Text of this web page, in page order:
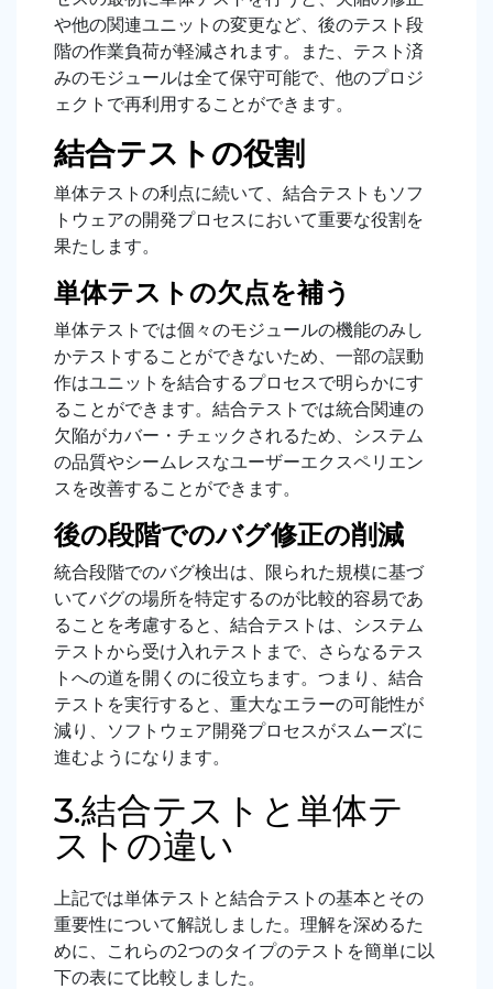
や他の関連ユニットの変更など、後のテスト段
階の作業負荷が軽減されます。また、テスト済
みのモジュールは全て保守可能で、他のプロジ
ェクトで再利用することができます。
結合テストの役割
単体テストの利点に続いて、結合テストもソフ
トウェアの開発プロセスにおいて重要な役割を
果たします。
単体テストの欠点を補う
単体テストでは個々のモジュールの機能のみし
かテストすることができないため、一部の誤動
作はユニットを結合するプロセスで明らかにす
ることができます。結合テストでは統合関連の
欠陥がカバー・チェックされるため、システム
の品質やシームレスなユーザーエクスペリエン
スを改善することができます。
後の段階でのバグ修正の削減
統合段階でのバグ検出は、限られた規模に基づ
いてバグの場所を特定するのが比較的容易であ
ることを考慮すると、結合テストは、システム
テストから受け入れテストまで、さらなるテス
トへの道を開くのに役立ちます。つまり、結合
テストを実行すると、重大なエラーの可能性が
減り、ソフトウェア開発プロセスがスムーズに
進むようになります。
3.結合テストと単体テ
ストの違い
上記では単体テストと結合テストの基本とその
重要性について解説しました。理解を深めるた
めに、これらの2つのタイプのテストを簡単に以
下の表にて比較しました。